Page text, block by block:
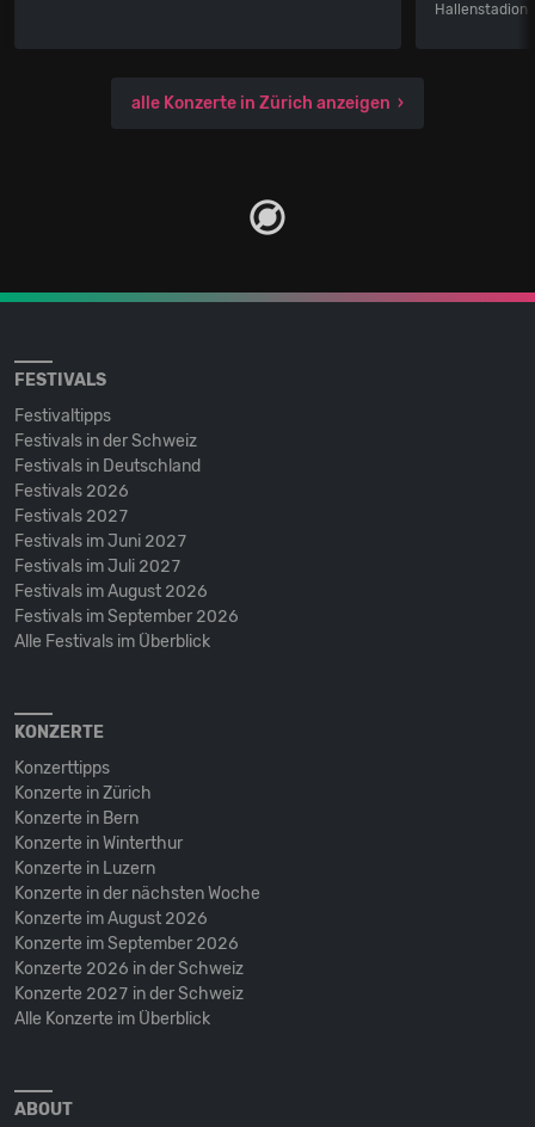
Hallenstadion
alle Konzerte in Zürich anzeigen
FESTIVALS
Festivaltipps
Festivals in der Schweiz
Festivals in Deutschland
Festivals 2026
Festivals 2027
Festivals im Juni 2027
Festivals im Juli 2027
Festivals im August 2026
Festivals im September 2026
Alle Festivals im Überblick
KONZERTE
Konzerttipps
Konzerte in Zürich
Konzerte in Bern
Konzerte in Winterthur
Konzerte in Luzern
Konzerte in der nächsten Woche
Konzerte im August 2026
Konzerte im September 2026
Konzerte 2026 in der Schweiz
Konzerte 2027 in der Schweiz
Alle Konzerte im Überblick
ABOUT